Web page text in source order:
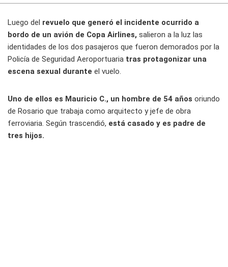
Luego del revuelo que generó el incidente ocurrido a
bordo de un avión de Copa Airlines, salieron a la luz las
identidades de los dos pasajeros que fueron demorados por la
Policía de Seguridad Aeroportuaria tras protagonizar una
escena sexual durante el vuelo.
Uno de ellos es Mauricio C., un hombre de 54 años oriundo
de Rosario que trabaja como arquitecto y jefe de obra
ferroviaria. Según trascendió, está casado y es padre de
tres hijos.